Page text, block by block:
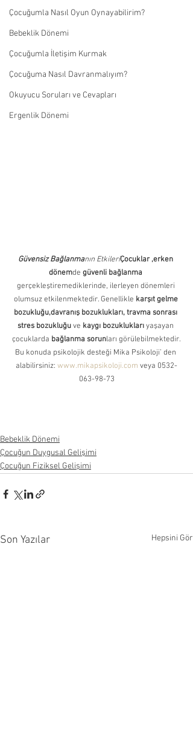
Çocuğumla Nasıl Oyun Oynayabilirim?
Bebeklik Dönemi
Çocuğumla İletişim Kurmak
Çocuğuma Nasıl Davranmalıyım?
Okuyucu Soruları ve Cevapları
Ergenlik Dönemi
Güvensiz Bağlanmanın EtkileriÇocuklar ,erken
dönemde güvenli bağlanma
gerçekleştiremediklerinde, ilerleyen dönemleri
olumsuz etkilenmektedir. Genellikle karşıt gelme
bozukluğu,davranış bozuklukları, travma sonrası
stres bozukluğu ve kaygı bozuklukları yaşayan
çocuklarda bağlanma sorunları görülebilmektedir.
Bu konuda psikolojik desteği Mika Psikoloji’ den
alabilirsiniz: www.mikapsikoloji.com veya 0532-
063-98-73
Bebeklik Dönemi
Çocuğun Duygusal Gelişimi
Çocuğun Fiziksel Gelişimi
Son Yazılar Hepsini Gör